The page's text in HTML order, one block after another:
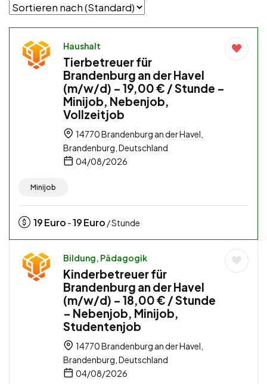
Haushalt
Tierbetreuer für
Brandenburg an der Havel
(m/w/d) – 19,00 € / Stunde –
Minijob, Nebenjob,
Vollzeitjob
14770 Brandenburg an der Havel,
Brandenburg, Deutschland
04/08/2026
Minijob
19Euro -19Euro / Stunde
Bildung, Pädagogik
Kinderbetreuer für
Brandenburg an der Havel
(m/w/d) – 18,00 € / Stunde
– Nebenjob, Minijob,
Studentenjob
14770 Brandenburg an der Havel,
Brandenburg, Deutschland
04/08/2026